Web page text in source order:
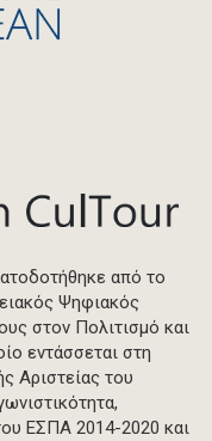
από το
Ψηφιακός
στον Πολιτισμό και
εντάσσεται στη
Αριστείας του
ΕΣΠΑ 2014-2020 και